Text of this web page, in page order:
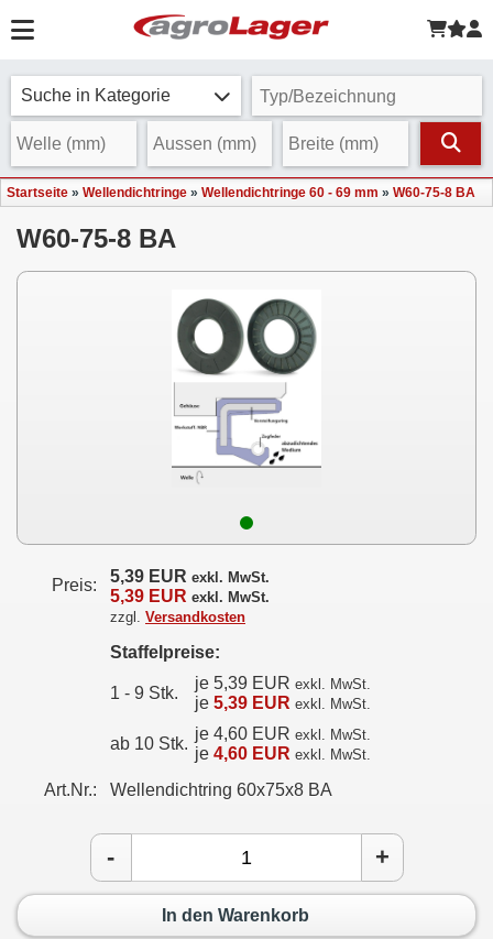
Suche in Kategorie
Startseite » Wellendichtringe » Wellendichtringe 60 - 69 mm » W60-75-8 BA
W60-75-8 BA
Preis: 5,39 EUR exkl. MwSt.
5,39 EUR exkl. MwSt.
zzgl. Versandkosten
Staffelpreise:
1 - 9 Stk.
je 5,39 EUR exkl. MwSt.
je 5,39 EUR exkl. MwSt.
ab 10 Stk.
je 4,60 EUR exkl. MwSt.
je 4,60 EUR exkl. MwSt.
Art.Nr.: Wellendichtring 60x75x8 BA
- +
In den Warenkorb